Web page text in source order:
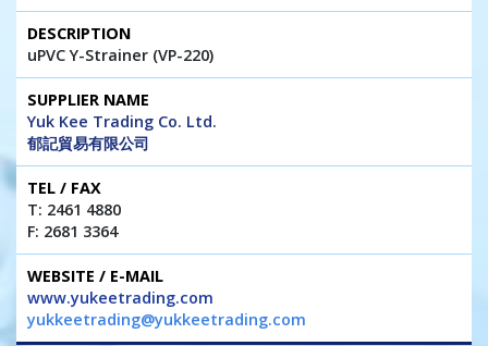
uPVC Y-Strainer (VP-220)
Yuk Kee Trading Co. Ltd.
郁記貿易有限公司
T: 2461 4880
F: 2681 3364
www.yukeetrading.com
yukkeetrading@yukkeetrading.com